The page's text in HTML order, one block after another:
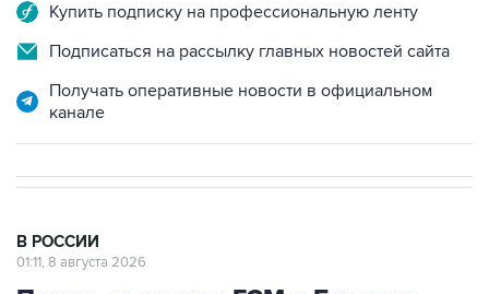
Купить подписку на профессиональную ленту
Подписаться на рассылку главных новостей сайта
Получать оперативные новости в официальном
канале
В РОССИИ
01:11, 8 августа 2026